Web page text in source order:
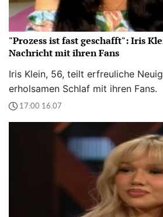
"Prozess ist fast geschafft": Iris
Nachricht mit ihren Fans
Iris Klein, 56, teilt erfreuliche
erholsamen Schlaf mit ihren Fans.
17:00 16.07